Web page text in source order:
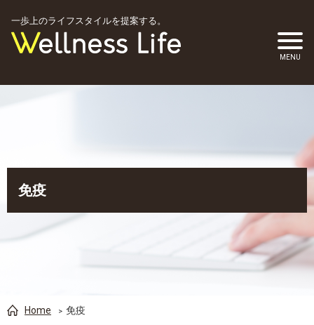
一歩上のライフスタイルを提案する。
免疫
Home 免疫